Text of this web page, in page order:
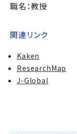
職名：教授
関連リンク
Kaken
ResearchMap
J-Global